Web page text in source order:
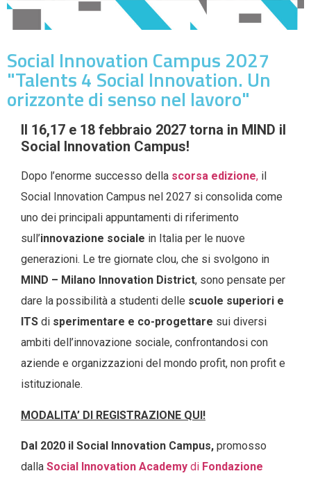
Social Innovation Campus 2027
"Talents 4 Social Innovation. Un
orizzonte di senso nel lavoro"
Il 16,17 e 18 febbraio 2027 torna in MIND il
Social Innovation Campus!
Dopo l’enorme successo della scorsa edizione, il
Social Innovation Campus nel 2027 si consolida come
uno dei principali appuntamenti di riferimento
sull’innovazione sociale in Italia per le nuove
generazioni. Le tre giornate clou, che si svolgono in
MIND – Milano Innovation District, sono pensate per
dare la possibilità a studenti delle scuole superiori e
ITS di sperimentare e co-progettare sui diversi
ambiti dell’innovazione sociale, confrontandosi con
aziende e organizzazioni del mondo profit, non profit e
istituzionale.
MODALITA’ DI REGISTRAZIONE QUI!
Dal 2020 il Social Innovation Campus, promosso
dalla Social Innovation Academy di Fondazione